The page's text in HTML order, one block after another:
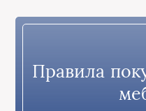
Правила